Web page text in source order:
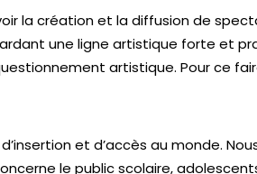
la création et la diffusion de
une ligne artistique forte et
artistique. Pour ce
et d’accès au monde.
le public scolaire,